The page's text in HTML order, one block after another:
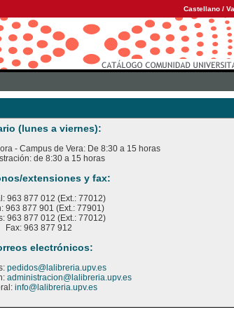
Castellano /
(lunes a viernes):
- Campus de Vera: De 8:30 a 15 horas
de 8:30 a 15 horas
extensiones y fax:
963 877 012 (Ext.: 77012)
963 877 901 (Ext.: 77901)
963 877 012 (Ext.: 77012)
Fax: 963 877 912
electrónicos:
pedidos@lalibreria.upv.es
administracion@lalibreria.upv.es
info@lalibreria.upv.es